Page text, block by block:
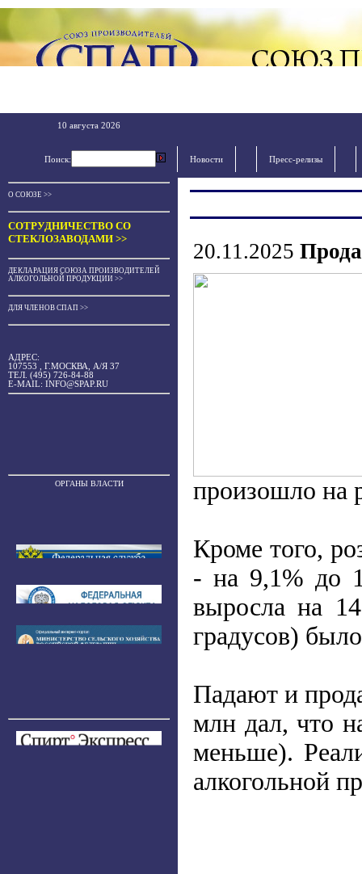
10 августа 2026
Поиск: Новости Пресс-релизы
О СОЮЗЕ >>
СОТРУДНИЧЕСТВО СО
СТЕКЛОЗАВОДАМИ >>
ДЕКЛАРАЦИЯ СОЮЗА ПРОИЗВОДИТЕЛЕЙ
АЛКОГОЛЬНОЙ ПРОДУКЦИИ >>
ДЛЯ ЧЛЕНОВ СПАП >>
АДРЕС:
107553 , Г.МОСКВА, А/Я 37
ТЕЛ. (495) 726-84-88
E-MAIL: INFO@SPAP.RU
ОРГАНЫ ВЛАСТИ
20.11.2025
произошло на
Кроме того,
- на 9,1% до
выросла на
градусов)
Падают и
млн дал, что
меньше).
алкогольной